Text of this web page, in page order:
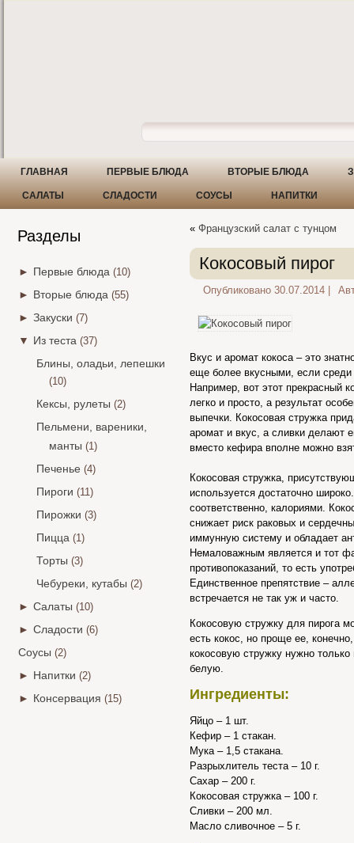
ГЛАВНАЯ ПЕРВЫЕ БЛЮДА ВТОРЫЕ БЛЮДА
САЛАТЫ СЛАДОСТИ СОУСЫ НАПИТКИ
Разделы
► Первые блюда (10)
► Вторые блюда (55)
► Закуски (7)
▼ Из теста (37)
Блины, оладьи, лепешки
(10)
Кексы, рулеты (2)
Пельмени, вареники,
манты (1)
Печенье (4)
Пироги (11)
Пирожки (3)
Пицца (1)
Торты (3)
Чебуреки, кутабы (2)
► Салаты (10)
► Сладости (6)
Соусы (2)
► Напитки (2)
► Консервация (15)
« Французский салат с тунцом
Кокосовый пирог
Опубликовано 30.07.2014
Вкус и аромат кокоса – это
еще более вкусными, если среди
Например, вот этот прекрасный
легко и просто, а результат
выпечки. Кокосовая стружка
аромат и вкус, а сливки делают
вместо кефира вполне можно
Кокосовая стружка,
используется достаточно
соответственно, калориями.
снижает риск раковых и
иммунную систему и обладает
Немаловажным является и тот
противопоказаний, то есть
Единственное препятствие –
встречается не так уж и часто.
Кокосовую стружку для пирога
есть кокос, но проще ее,
кокосовую стружку нужно
белую.
Ингредиенты:
Яйцо – 1 шт.
Кефир – 1 стакан.
Мука – 1,5 стакана.
Разрыхлитель теста – 10 г.
Сахар – 200 г.
Кокосовая стружка – 100 г.
Сливки – 200 мл.
Масло сливочное – 5 г.